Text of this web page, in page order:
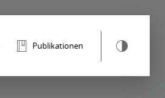
Publikationen